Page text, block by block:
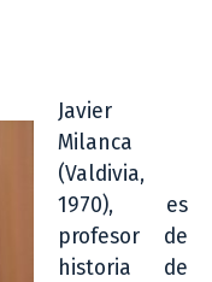
Javier
Milanca
(Valdivia,
1970), es
profesor de
historia de